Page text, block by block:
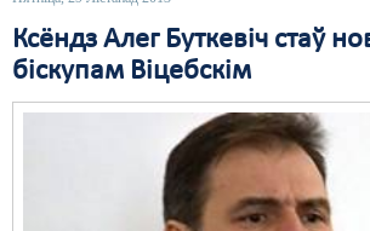
Ксёндз Алег Буткевіч стаў
біскупам Віцебскім